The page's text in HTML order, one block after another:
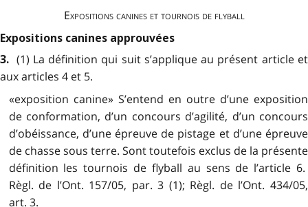
Expositions canines et tournois de flyball
Expositions canines approuvées
3. (1) La définition qui suit s’applique au présent article et
aux articles 4 et 5.
«exposition canine» S’entend en outre d’une exposition
de conformation, d’un concours d’agilité, d’un concours
d’obéissance, d’une épreuve de pistage et d’une épreuve
de chasse sous terre. Sont toutefois exclus de la présente
définition les tournois de flyball au sens de l’article 6.
Règl. de l’Ont. 157/05, par. 3 (1); Règl. de l’Ont. 434/05,
art. 3.